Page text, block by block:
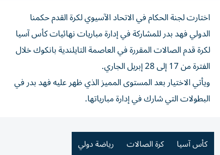
اختارت لجنة الحكام في الاتحاد الآسيوي لكرة القدم حكمنا
الدولي فهد بدر للمشاركة في إدارة مباريات نهائيات كأس آسيا
لكرة قدم الصالات المقررة في العاصمة التايلندية بانكوك خلال
الفترة من 17 إلى 28 إبريل الجاري.
ويأتي الاختيار بعد المستوى المميز الذي ظهر عليه فهد بدر في
البطولات التي شارك في إدارة مبارياتها.
كأس آسيا كرة الصالات رياضة دولي